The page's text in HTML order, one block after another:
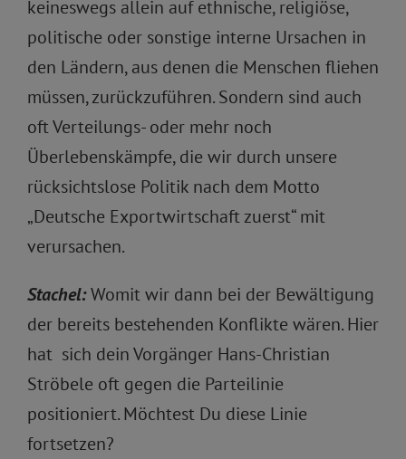
keineswegs allein auf ethnische, religiöse,
politische oder sonstige interne Ursachen in
den Ländern, aus denen die Menschen fliehen
müssen, zurückzuführen. Sondern sind auch
oft Verteilungs- oder mehr noch
Überlebenskämpfe, die wir durch unsere
rücksichtslose Politik nach dem Motto
„Deutsche Exportwirtschaft zuerst“ mit
verursachen.
Stachel:Womit wir dann bei der Bewältigung
der bereits bestehenden Konflikte wären. Hier
hat sich dein Vorgänger Hans-Christian
Ströbele oft gegen die Parteilinie
positioniert. Möchtest Du diese Linie
fortsetzen?